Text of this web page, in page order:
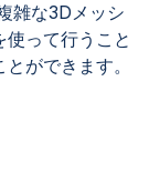
雑な3Dメッシ
って行うこと
ができます。